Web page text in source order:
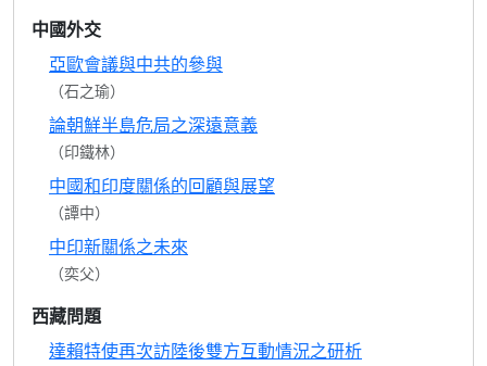
中國外交
亞歐會議與中共的參與
（石之瑜）
論朝鮮半島危局之深遠意義
（印鐵林）
中國和印度關係的回顧與展望
（譚中）
中印新關係之未來
（奕父）
西藏問題
達賴特使再次訪陸後雙方互動情況之研析